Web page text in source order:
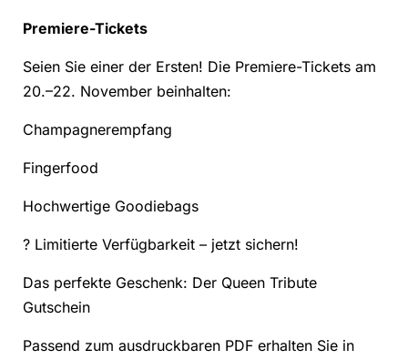
Premiere-Tickets
Seien Sie einer der Ersten! Die Premiere-Tickets am
20.–22. November beinhalten:
Champagnerempfang
Fingerfood
Hochwertige Goodiebags
? Limitierte Verfügbarkeit – jetzt sichern!
Das perfekte Geschenk: Der Queen Tribute
Gutschein
Passend zum ausdruckbaren PDF erhalten Sie in